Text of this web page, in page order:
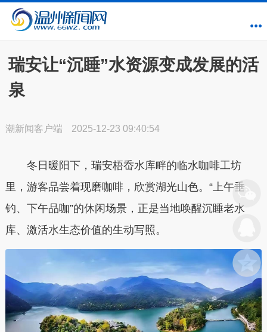
瑞安让“沉睡”水资源变成发展的活
泉
潮新闻客户端 2025-12-23 09:40:54
冬日暖阳下，瑞安梧岙水库畔的临水咖啡工坊
里，游客品尝着现磨咖啡，欣赏湖光山色。“上午垂
钓、下午品咖”的休闲场景，正是当地唤醒沉睡老水
库、激活水生态价值的生动写照。